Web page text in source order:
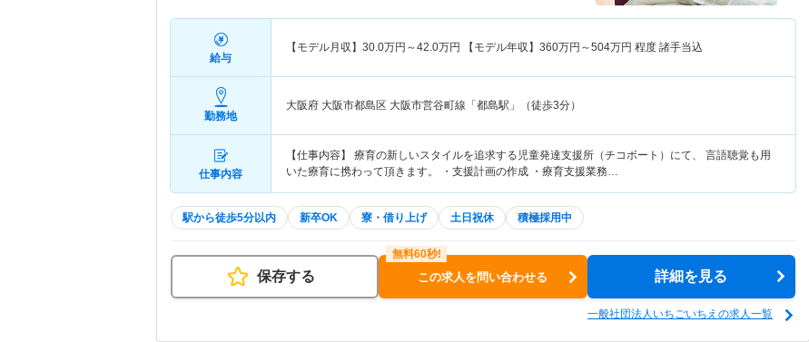
給与
【モデル月収】 30.0万円～42.0万円 【モデル年収】 360万円～504万円 程度 諸手当込
勤務地
大阪府 大阪市都島区 大阪市営谷町線「都島駅」（徒歩3分）
仕事内容
【仕事内容】 療育の新しいスタイルを追求する児童発達支援所（チコボート）にて、 言語聴覚も用
いた療育に携わって頂きます。 ・支援計画の作成 ・療育支援業務…
駅から徒歩5分以内 新卒OK 寮・借り上げ 土日祝休 積極採用中
保存する この求人を問い合わせる 詳細を見る
一般社団法人いちごいちえの求人一覧